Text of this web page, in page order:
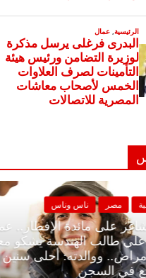
ناس وناس
الإفطار وبلكونة بلا زينة
فاروق خبير
انتظار حلم الحرية ولمة